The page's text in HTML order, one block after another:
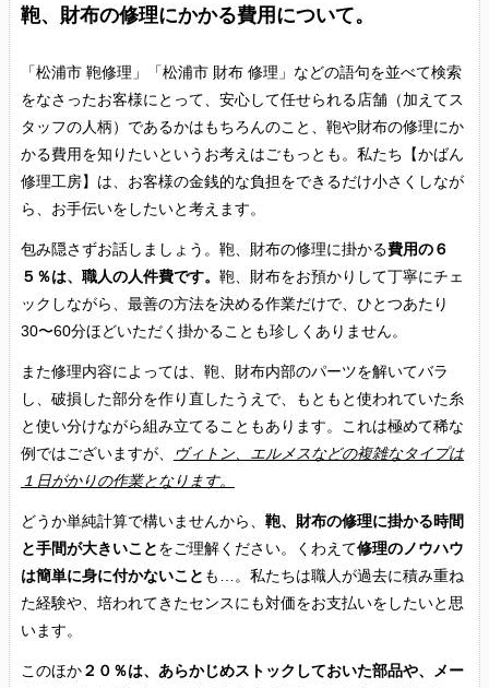
鞄、財布の修理にかかる費用について。
「松浦市 鞄修理」「松浦市 財布 修理」などの語句を並べて検索
をなさったお客様にとって、安心して任せられる店舗（加えてス
タッフの人柄）であるかはもちろんのこと、鞄や財布の修理にか
かる費用を知りたいというお考えはごもっとも。私たち【かばん
修理工房】は、お客様の金銭的な負担をできるだけ小さくしなが
ら、お手伝いをしたいと考えます。
包み隠さずお話しましょう。鞄、財布の修理に掛かる費用の６
５％は、職人の人件費です。 鞄、財布をお預かりして丁寧にチェ
ックしながら、最善の方法を決める作業だけで、ひとつあたり
30〜60分ほどいただく掛かることも珍しくありません。
また修理内容によっては、鞄、財布内部のパーツを解いてバラ
し、破損した部分を作り直したうえで、もともと使われていた糸
と使い分けながら組み立てることもあります。これは極めて稀な
例ではございますが、
ヴィトン、エルメスなどの複雑なタイプは
１日がかりの作業となります。
どうか単純計算で構いませんから、 鞄、財布の修理に掛かる時間
と手間が大きいことをご理解ください。くわえて修理のノウハウ
は簡単に身に付かないこと も…。私たちは職人が過去に積み重ね
た経験や、培われてきたセンスにも対価をお支払いをしたいと思
います。
このほか２０％は、あらかじめストックしておいた部品や、メー